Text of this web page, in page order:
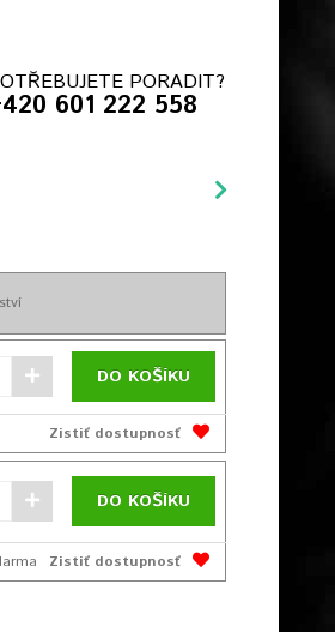
PORADIT?
601 222 558
DO KOŠÍKU
Zistiť dostupnosť
DO KOŠÍKU
Zistiť dostupnosť